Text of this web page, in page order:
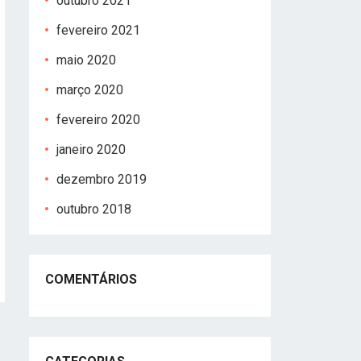
fevereiro 2021
maio 2020
março 2020
fevereiro 2020
janeiro 2020
dezembro 2019
outubro 2018
COMENTÁRIOS